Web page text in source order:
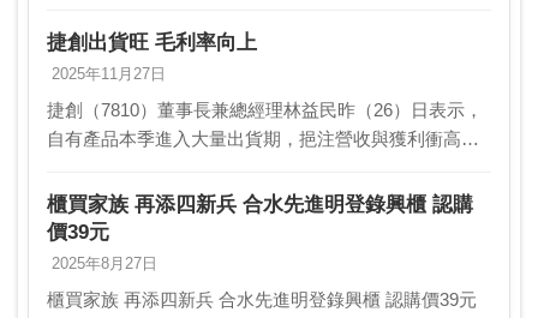
率與自有產品收入均可望創下新高，明年營運可望維持
成…
捷創出貨旺 毛利率向上
2025年11月27日
捷創（7810）董事長兼總經理林益民昨（26）日表示，
自有產品本季進入大量出貨期，挹注營收與獲利衝高，
舉擴產，預期2026年工程服務與自有產品業務…
櫃買家族 再添四新兵 合水先進明登錄興櫃 認購
價39元
2025年8月27日
櫃買家族 再添四新兵 合水先進明登錄興櫃 認購價39元